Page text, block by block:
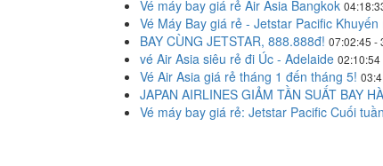
Vé máy bay giá rẻ Air Asia Bangkok
Vé Máy Bay giá rẻ - Jetstar Pacific
BAY CÙNG JETSTAR, 888.888đ! 07:02:45 -
vé Air Asia siêu rẻ đi Úc - Adelaide 02:10:54
Vé Air Asia giá rẻ tháng 1 đến tháng 5!
JAPAN AIRLINES GIẢM TẦN SUẤT BAY
Vé máy bay giá rẻ: Jetstar Pacific Cuối